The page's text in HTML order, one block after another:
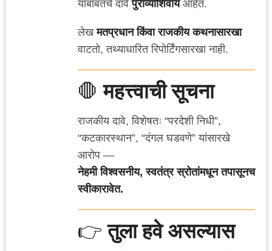
याबाबतचे दावेपुराव्यांशिवायआहेत.
लेखमतप्रधान किंवा राजकीय कथनासारखा
वाटतो, तथ्याधारित रिपोर्टिंगसारखा नाही.
🛑महत्त्वाची सूचना
राजकीय दावे, विशेषतः “परदेशी निधी”,
“कटकारस्थान”, “दंगल घडवणे” यांसारखे
आरोप —
नेहमी विश्वसनीय, स्वतंत्र स्रोतांमधून तपासूनच
स्वीकारावेत.
👉तुला हवे असल्यास